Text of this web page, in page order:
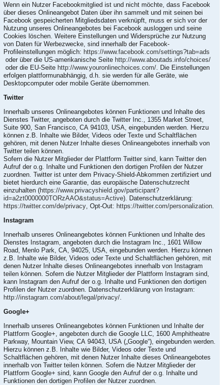
Wenn ein Nutzer Facebookmitglied ist und nicht möchte, dass Facebook
über dieses Onlineangebot Daten über ihn sammelt und mit seinen bei
Facebook gespeicherten Mitgliedsdaten verknüpft, muss er sich vor der
Nutzung unseres Onlineangebotes bei Facebook ausloggen und seine
Cookies löschen. Weitere Einstellungen und Widersprüche zur Nutzung
von Daten für Werbezwecke, sind innerhalb der Facebook-
Profileinstellungen möglich: https://www.facebook.com/settings?tab=ads
oder über die US-amerikanische Seite http://www.aboutads.info/choices/
oder die EU-Seite http://www.youronlinechoices.com/ . Die Einstellungen
erfolgen plattformunabhängig, d.h. sie werden für alle Geräte, wie
Desktopcomputer oder mobile Geräte übernommen.
Twitter
Innerhalb unseres Onlineangebotes können Funktionen und Inhalte des
Dienstes Twitter, angeboten durch die Twitter Inc., 1355 Market Street,
Suite 900, San Francisco, CA 94103, USA, eingebunden werden. Hierzu
können z.B. Inhalte wie Bilder, Videos oder Texte und Schaltflächen
gehören, mit denen Nutzer Inhalte dieses Onlineangebotes innerhalb von
Twitter teilen können.
Sofern die Nutzer Mitglieder der Plattform Twitter sind, kann Twitter den
Aufruf der o.g. Inhalte und Funktionen den dortigen Profilen der Nutzer
zuordnen. Twitter ist unter dem Privacy-Shield-Abkommen zertifiziert und
bietet hierdurch eine Garantie, das europäische Datenschutzrecht
einzuhalten (https://www.privacyshield.gov/participant?
id=a2zt0000000TORzAAO&status=Active). Datenschutzerklärung:
https://twitter.com/de/privacy , Opt-Out: https://twitter.com/personalization
Instagram
Innerhalb unseres Onlineangebotes können Funktionen und Inhalte des
Dienstes Instagram, angeboten durch die Instagram Inc., 1601 Willow
Road, Menlo Park, CA, 94025, USA, eingebunden werden. Hierzu können
z.B. Inhalte wie Bilder, Videos oder Texte und Schaltflächen gehören, mit
denen Nutzer Inhalte dieses Onlineangebotes innerhalb von Instagram
teilen können. Sofern die Nutzer Mitglieder der Plattform Instagram sind,
kann Instagram den Aufruf der o.g. Inhalte und Funktionen den dortigen
Profilen der Nutzer zuordnen. Datenschutzerklärung von Instagram:
http://instagram.com/about/legal/privacy/
Google+
Innerhalb unseres Onlineangebotes können Funktionen und Inhalte der
Plattform Google+, angeboten durch die Google LLC, 1600 Amphitheatre
Parkway, Mountain View, CA 94043, USA („Google“), eingebunden werden.
Hierzu können z.B. Inhalte wie Bilder, Videos oder Texte und
Schaltflächen gehören, mit denen Nutzer Inhalte dieses Onlineangebotes
innerhalb von Twitter teilen können. Sofern die Nutzer Mitglieder der
Plattform Google+ sind, kann Google den Aufruf der o.g. Inhalte und
Funktionen den dortigen Profilen der Nutzer zuordnen.